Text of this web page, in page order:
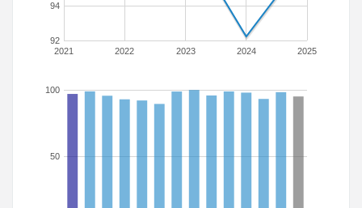
2021 2022 2023 2024 2025
92
94
50
100